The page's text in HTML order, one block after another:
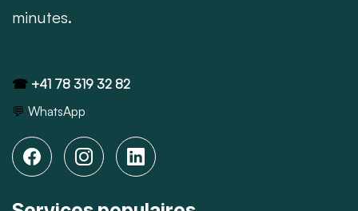
minutes.
☎ +41 78 319 32 82
💬 WhatsApp